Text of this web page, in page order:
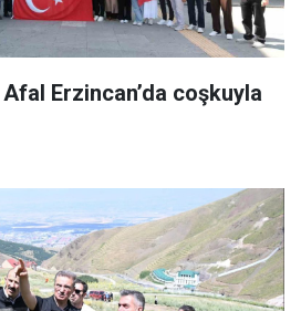
Erzincan’da coşkuyla